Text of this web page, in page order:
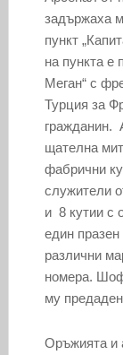
задържаха
пункт
на пункта е
Меган“ с
Турция за
гражданин.
щателна
фабрични
служители
и 8 кутии с
един
различни
номера.
му
Оръжията и